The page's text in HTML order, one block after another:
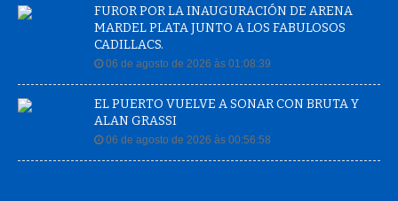
FUROR POR LA INAUGURACIÓN DE ARENA
MARDEL PLATA JUNTO A LOS FABULOSOS
CADILLACS.
06 de agosto de 2026 às 01:08:39
EL PUERTO VUELVE A SONAR CON BRUTA Y
ALAN GRASSI
06 de agosto de 2026 às 00:56:58